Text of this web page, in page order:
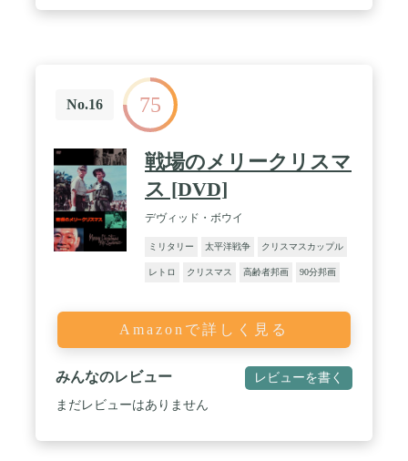
No.16 75
戦場のメリークリスマ
ス [DVD]
デヴィッド・ボウイ
ミリタリー 太平洋戦争 クリスマスカップル
レトロ クリスマス 高齢者邦画 90分邦画
Amazonで詳しく見る
みんなのレビュー レビューを書く
まだレビューはありません